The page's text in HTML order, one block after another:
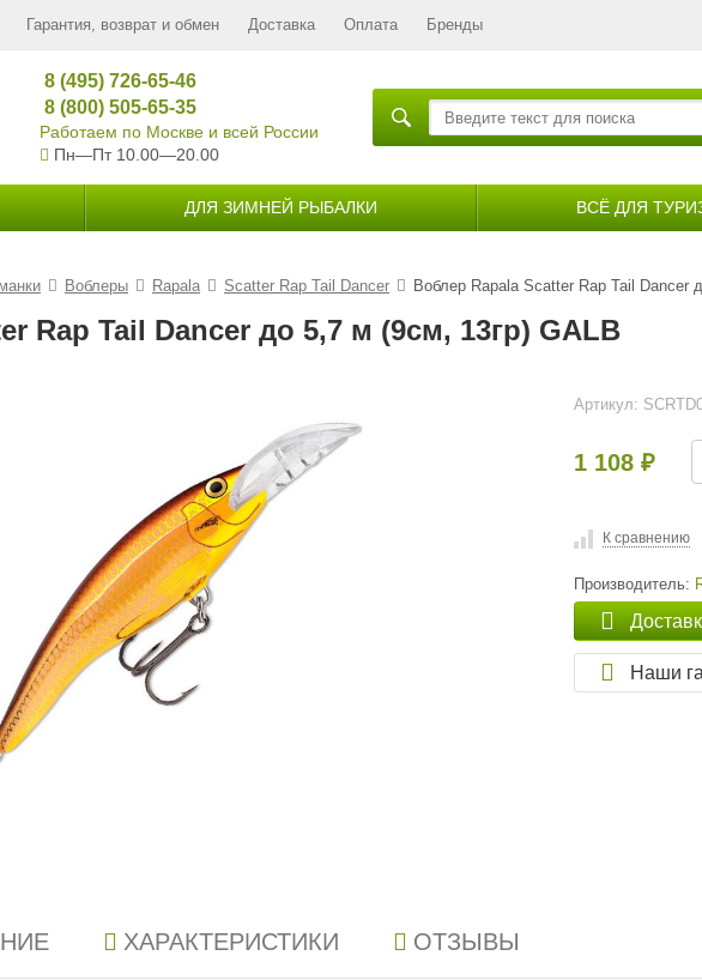
Гарантия, возврат и обмен Доставка Оплата Бренды
8 (495) 726-65-46
8 (800) 505-65-35
Работаем по Москве и всей России
Пн—Пт 10.00—20.00
ДЛЯ ЗИМНЕЙ РЫБАЛКИ ВСЁ ДЛЯ
Воблеры Rapala Scatter Rap Tail Dancer Воблер Rapala Scatter Rap Tail Dancer
Rap Tail Dancer до 5,7 м (9см, 13гр) GALB
Артикул:
1 108₽
К сравнению
Производитель:
Наши
ХАРАКТЕРИСТИКИ ОТЗЫВЫ